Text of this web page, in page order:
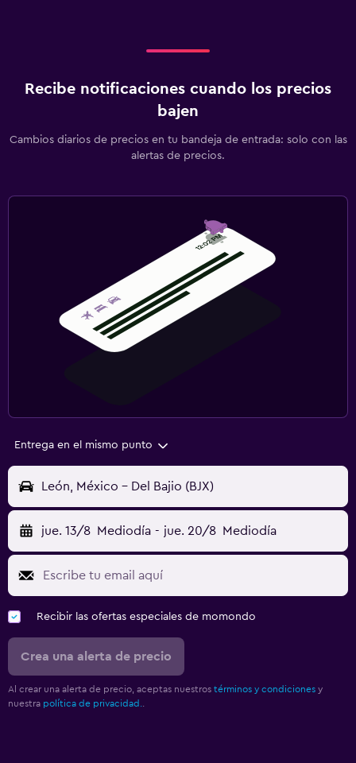
Recibe notificaciones cuando los precios
bajen
Cambios diarios de precios en tu bandeja de entrada: solo con las
alertas de precios.
Entrega en el mismo punto
León, México - Del Bajio (BJX)
jue. 13/8 Mediodía - jue. 20/8 Mediodía
Recibir las ofertas especiales de momondo
Crea una alerta de precio
Al crear una alerta de precio, aceptas nuestros términos y condiciones y
nuestra política de privacidad..